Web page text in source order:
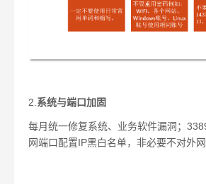
2. 系统与端口加固
每月统一修复系统、业务软件漏洞；
网端口配置IP黑白名单，非必要不对外网